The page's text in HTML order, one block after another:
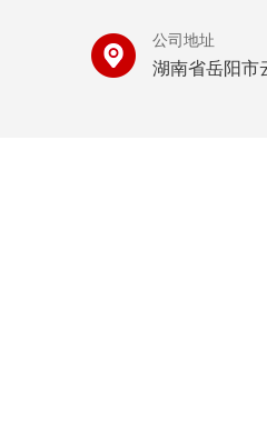
公司地址
湖南省岳阳市